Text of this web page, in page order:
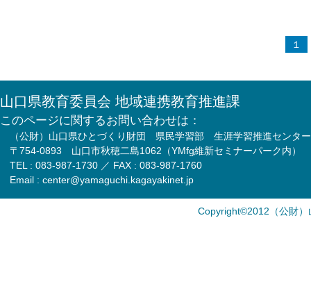
１
山口県教育委員会 地域連携教育推進課
このページに関するお問い合わせは：
（公財）山口県ひとづくり財団 県民学習部 生涯学習推進センター
〒754-0893 山口市秋穂二島1062（YMfg維新セミナーパーク内）
TEL : 083-987-1730 ／ FAX : 083-987-1760
Email : center@yamaguchi.kagayakinet.jp
Copyright©2012（公財）